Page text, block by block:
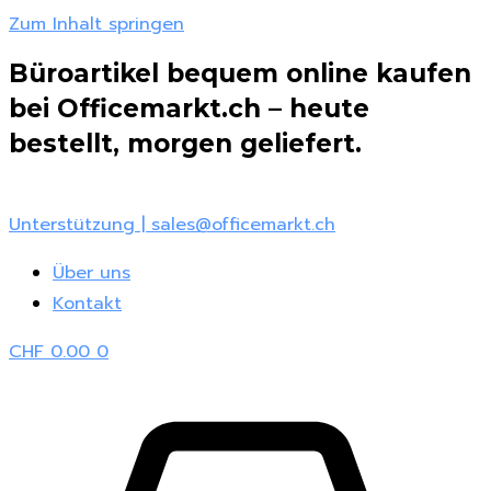
Zum Inhalt springen
Büroartikel bequem online kaufen
bei Officemarkt.ch – heute
bestellt, morgen geliefert.
Unterstützung | sales@officemarkt.ch
Über uns
Kontakt
CHF0.00 0